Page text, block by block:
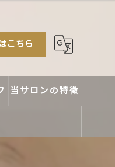
こちら
当サロンの特徴